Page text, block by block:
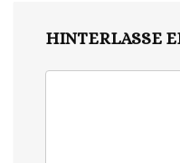
HINTERLASSE